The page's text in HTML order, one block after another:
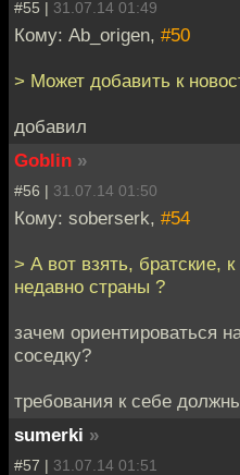
#55 | 31.07.14 01:49
Кому: Ab_origen, #50
> Может добавить к
добавил
Goblin »
#56 | 31.07.14 01:50
Кому: soberserk, #54
> А вот взять, братские,
недавно страны ?
зачем ориентироваться
соседку?
требования к себе
sumerki »
#57 | 31.07.14 01:51